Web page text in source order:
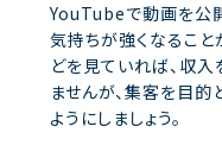
YouTubeで動画を公
気持ちが強くなるこ
どを見ていれば、収
ませんが、集客を目
ようにしましょう。